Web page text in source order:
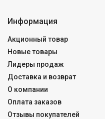
Информация
Акционный товар
Новые товары
Лидеры продаж
Доставка и возврат
О компании
Оплата заказов
Отзывы покупателей